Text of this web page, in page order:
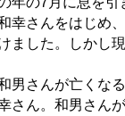
幸さんをはじめ
ました。しかし
男さんが亡くな
さん。和男さん